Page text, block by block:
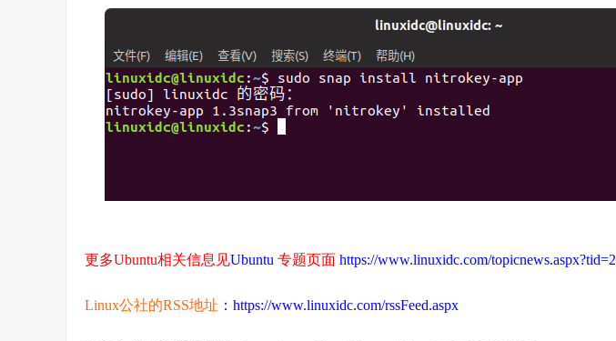
更多Ubuntu相关信息见Ubuntu 专题页面 https://www.linuxidc.com/topicnews.aspx?tid=2
Linux公社的RSS地址 ：https://www.linuxidc.com/rssFeed.aspx